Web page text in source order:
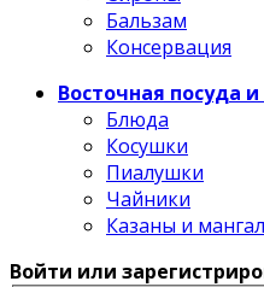
Бальзам
Консервация
Восточная посуда и
Блюда
Косушки
Пиалушки
Чайники
Казаны и
Войти или